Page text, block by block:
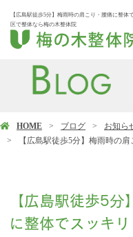
【広島駅徒歩5分】梅雨時の肩こり・腰痛に整体
区で整体なら梅の木整体院
HOME ブログ
お知ら
【広島駅徒歩5分】梅雨時の
【広島駅徒歩5
に整体でスッキリ